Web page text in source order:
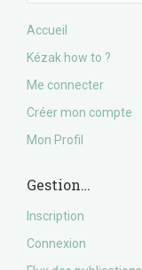
Accueil
Kézak how to ?
Me connecter
Créer mon compte
Mon Profil
Gestion…
Inscription
Connexion